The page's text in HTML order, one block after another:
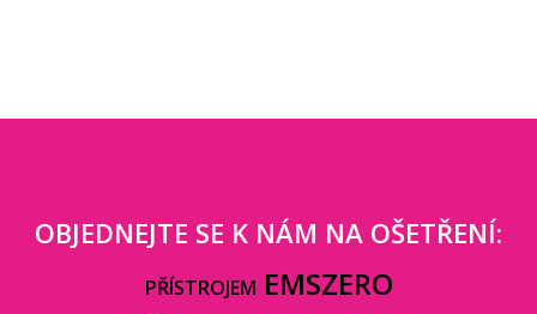
OBJEDNEJTE SE K NÁM NA OŠETŘENÍ:
PŘÍSTROJEM EMSZERO